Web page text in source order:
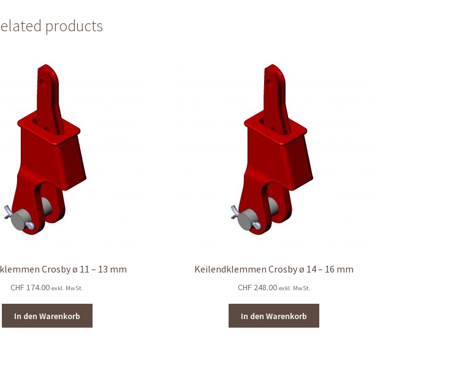
products
Crosby ø 11 – 13 mm
CHF 174.00 exkl. MwSt.
In den Warenkorb
Keilendklemmen Crosby ø 14 – 16 mm
CHF 248.00 exkl. MwSt.
In den Warenkorb